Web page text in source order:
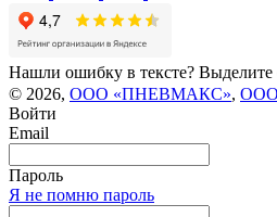
Нашли ошибку в тексте? Выделите
© 2026, ООО «ПНЕВМАКС»,
Войти
Email
Пароль
Я не помню пароль